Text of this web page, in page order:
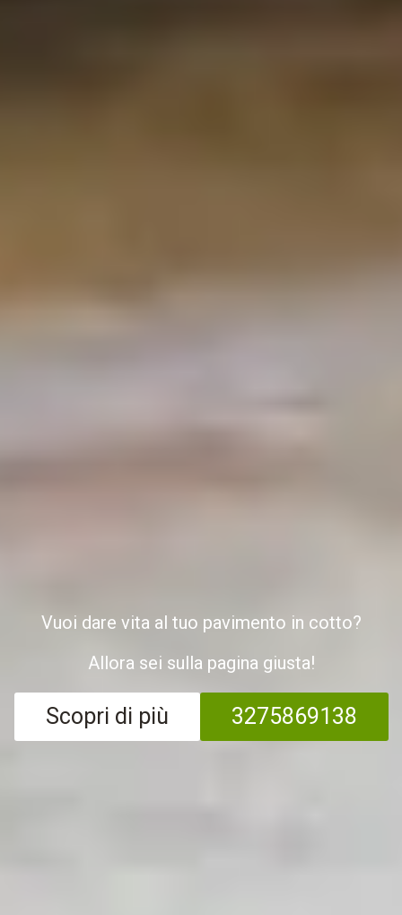
Vuoi dare vita al tuo pavimento in cotto?
Allora sei sulla pagina giusta!
Scopri di più 3275869138